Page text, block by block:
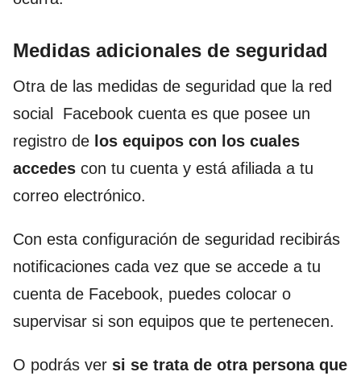
Medidas adicionales de seguridad
Otra de las medidas de seguridad que la red
social Facebook cuenta es que posee un
registro de los equipos con los cuales
accedes con tu cuenta y está afiliada a tu
correo electrónico.
Con esta configuración de seguridad recibirás
notificaciones cada vez que se accede a tu
cuenta de Facebook, puedes colocar o
supervisar si son equipos que te pertenecen.
O podrás ver si se trata de otra persona que